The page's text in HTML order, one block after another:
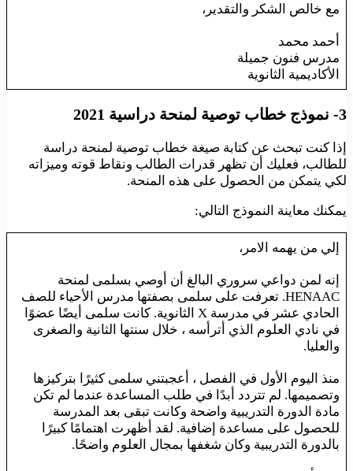
مع خالص الشكر والتقدير،
أحمد محمد
مدرس فنون جميلة
الأكاديمية الثانوية
3- نموذج خطاب توصية لمنحة دراسية 2021
إذا كنت تبحث عن كتابة صيغة خطاب توصية لمنحة دراسة
للطالب، فعليك أن تظهر قدرات الطالب ونقاط قوته وميزاته
لكي يتمكن من الحصول على هذه المنحة.
يمكنك معاينة النموذج التالي:
إلي من يهمه الامر،
إنه لمن دواعي سروري البالغ أن أوصي بسلمى لمنحة
HENAAC. تعرفت على سلمى بصفتها مدرس الأحياء للصف
الحادي عشر في مدرسة X الثانوية. كانت سلمى أيضًا عضوًا
في نادي العلوم الذي أترأسه ، خلال سنتها الثانية والصغرى
والعليا.
منذ اليوم الأول في الفصل ، أعجبتني سلمى كثيرًا بتركيزها
وتصميمها. لم تتردد أبدًا في طلب المساعدة عندما لم تكن
مادة الدورة التدريبية واضحة وكانت تبقى بعد المدرسة
للحصول على مساعدة إضافية. لقد أظهرت اهتمامًا كبيرًا
بالدورة التدريبية وكان شغفها بمجال العلوم واضحًا.